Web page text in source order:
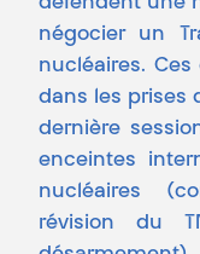
défendent une
négocier un
nucléaires.
dans les prises
dernière
enceintes
nucléaires
révision du